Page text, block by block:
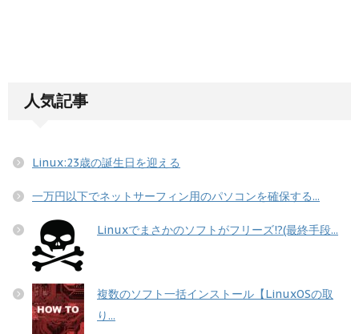
人気記事
Linux:23歳の誕生日を迎える
一万円以下でネットサーフィン用のパソコンを確保する...
Linuxでまさかのソフトがフリーズ!?(最終手段...
複数のソフト一括インストール【LinuxOSの取
り...